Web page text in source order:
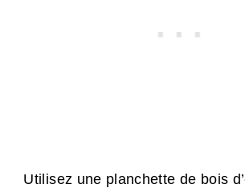
Utilisez une planchette de bois